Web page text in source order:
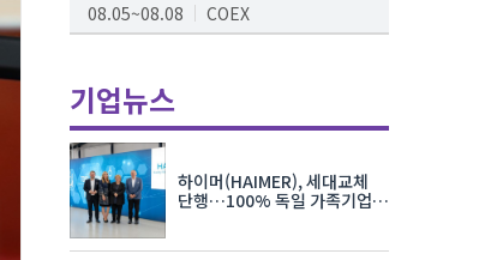
08.05~08.08 COEX
08.19~08.21
K-PRINT
08.19~08.22
자율주행모빌리티산업전
08.25~08.27
기업뉴스
하이머(HAIMER), 세대교체
단행…100% 독일 가족기업